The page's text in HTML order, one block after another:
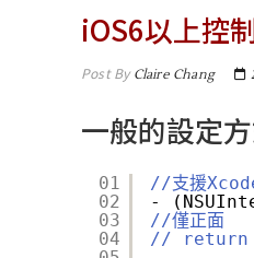
iOS6以上控
Post ByClaire Chang
一般的設定
01
02
03
04
//支援
-
//僅正面
// return